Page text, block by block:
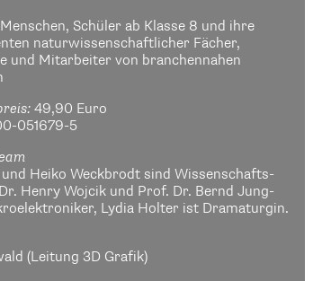
Schüler ab Klasse 8 und ihre
naturwissenschaftlicher Fächer,
und Mitarbeiter von branchennahen
49,90 Euro
051679-5
und Heiko Weckbrodt sind Wissenschafts­
Henry Wojcik und Prof. Dr. Bernd Jung­
Lydia Holter ist Drama­turgin.
(Leitung 3D Grafik)